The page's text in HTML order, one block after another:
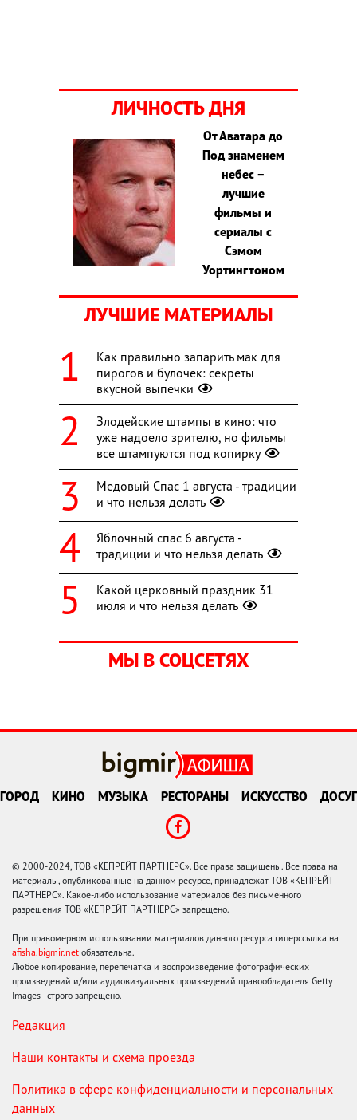
ЛИЧНОСТЬ ДНЯ
От Аватара до
Под знаменем
небес –
лучшие
фильмы и
сериалы с
Сэмом
Уортингтоном
ЛУЧШИЕ МАТЕРИАЛЫ
Как правильно запарить мак для
пирогов и булочек: секреты
вкусной выпечки
Злодейские штампы в кино: что
уже надоело зрителю, но фильмы
все штампуются под копирку
Медовый Спас 1 августа - традиции
и что нельзя делать
Яблочный спас 6 августа -
традиции и что нельзя делать
Какой церковный праздник 31
июля и что нельзя делать
МЫ В СОЦСЕТЯХ
ГОРОД КИНО МУЗЫКА РЕСТОРАНЫ ИСКУССТВО ДОСУГ
© 2000-2024, ТОВ «КЕПРЕЙТ ПАРТНЕРС». Все права защищены. Все права на
материалы, опубликованные на данном ресурсе, принадлежат ТОВ «КЕПРЕЙТ
ПАРТНЕРС». Какое-либо использование материалов без письменного
разрешения ТОВ «КЕПРЕЙТ ПАРТНЕРС» запрещено.
При правомерном использовании материалов данного ресурса гиперссылка на
afisha.bigmir.net обязательна.
Любое копирование, перепечатка и воспроизведение фотографических
произведений и/или аудиовизуальных произведений правообладателя Getty
Images - строго запрещено.
Редакция
Наши контакты и схема проезда
Политика в сфере конфиденциальности и персональных
данных